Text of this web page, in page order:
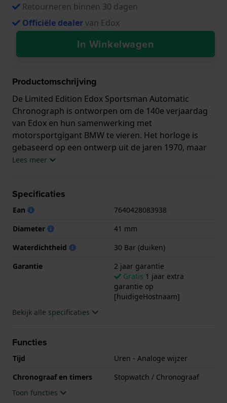
Retourneren binnen 30 dagen
Officiële dealervan Edox
In Winkelwagen
Productomschrijving
De Limited Edition Edox Sportsman Automatic
Chronograph is ontworpen om de 140e verjaardag
van Edox en hun samenwerking met
motorsportgigant BMW te vieren. Het horloge is
gebaseerd op een ontwerp uit de jaren 1970, maar
onder de coole retro-esthetiek vinden we een
zowel geborstelde als gepolijste details die de
kenmerkende vorm accentueren. Hetzelfde geldt
subwijzers. Eén daarvan toont de kleuren van BMW
M Motorsport. De 140e verjaardag wordt
rotor is gegraveerd en zichtbaar is door de
transparante achterzijde van de kast. Dit stijlvolle
horloge is gelimiteerd tot slechts 600 stuks
met een hoge kwaliteit Rally-stijl lederen band.
Lees meer
Specificaties
Ean
7640428083938
Diameter
41 mm
Waterdichtheid
30 Bar (duiken)
Garantie
2 jaar garantie
Gratis 1 jaar extra
garantie op
[huidigeHostnaam]
Bekijk alle specificaties
Functies
Tijd
Uren - Analoge wijzer
Chronograaf en timers
Stopwatch / Chronograaf
Toon functies